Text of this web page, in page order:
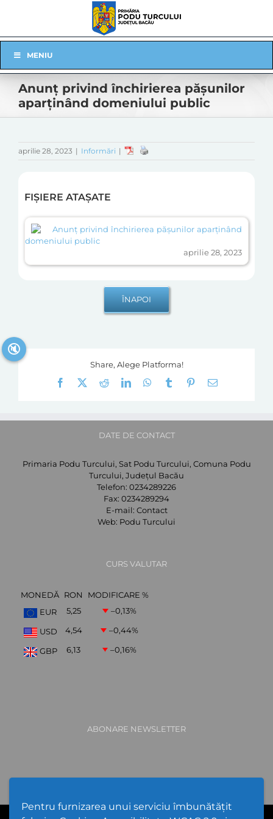
Pentru furnizarea unui serviciu îmbunătățit
Navigation
MENIU
Anunț privind închirierea pășunilor
aparținând domeniului public
aprilie 28, 2023 | Informări |
FIȘIERE ATAȘATE
Anunț privind închirierea pășunilor aparținând
domeniului public
aprilie 28, 2023
Share, Alege Platforma!
Facebook
RedditLinkedInWhatsApp
Tumblr Pinterest
E-
DATE DE CONTACT
Primaria Podu Turcului, Sat Podu Turcului, Comuna Podu
Turcului, Județul Bacău
Telefon: 0234289226
Fax: 0234289294
E-mail: Contact
Web: Podu Turcului
CURS VALUTAR
MONEDĂ RON
MODIFICARE %
EUR
5,25 –0,13%
USD 4,54 –0,44%
GBP 6,13 –0,16%
ABONARE NEWSLETTER
🔇